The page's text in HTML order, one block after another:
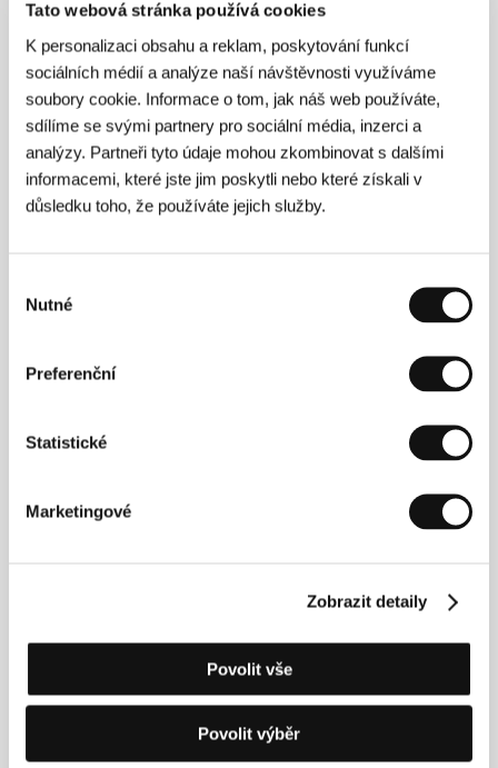
Tato webová stránka používá cookies
K personalizaci obsahu a reklam, poskytování funkcí
sociálních médií a analýze naší návštěvnosti využíváme
soubory cookie. Informace o tom, jak náš web používáte,
sdílíme se svými partnery pro sociální média, inzerci a
analýzy. Partneři tyto údaje mohou zkombinovat s dalšími
informacemi, které jste jim poskytli nebo které získali v
důsledku toho, že používáte jejich služby.
souhlasu
Nutné
Preferenční
Statistické
Marketingové
Zobrazit detaily
Povolit vše
Povolit výběr
svůj talent však rozvíjel mnoha směry. Je autorem
několika knih o architektuře a filmu, současně však v
prostoru. Určitý čas byl také zaměstnán ve
veřejnoprávní italské televizi RAI, do jejíhož programu
produkční společnost Luches Film. O dva roky
Arcipelaghi(2001), za jehož scénář byl několikrát
oceněn. Do hlubšího povědomí však vstoupil až po
více než dekádě svým druhým režijním počinemO
králi(2012), který byl vybrán do programu
Mezinárodního filmového festivalu v Rotterdamu.